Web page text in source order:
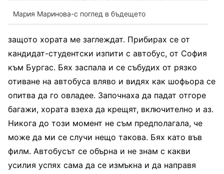
Мария Маринова-с поглед в бъдещето
защото хората ме заглеждат. Прибирах се от
кандидат-студентски изпити с автобус, от София
към Бургас. Бях заспала и се събудих от рязко
отиване на автобуса вляво и видях как шофьора се
опитва да го овладее. Започнаха да падат отгоре
багажи, хората взеха да крещят, включително и аз.
Никога до този момент не съм предполагала, че
може да ми се случи нещо такова. Бях като във
филм. Автобусът се обърна и не знам с какви
усилия успях сама да се измъкна и да направя